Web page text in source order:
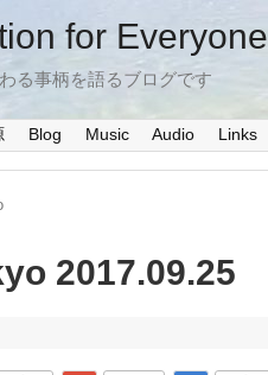
for Everyone
る事柄を語るブログです
Blog Music Audio Links
2017.09.25